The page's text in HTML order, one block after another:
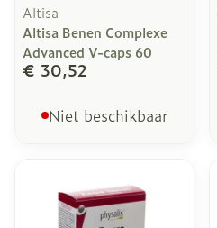
Altisa
Altisa Benen Complexe
Advanced V-caps 60
€ 30,52
Niet beschikbaar